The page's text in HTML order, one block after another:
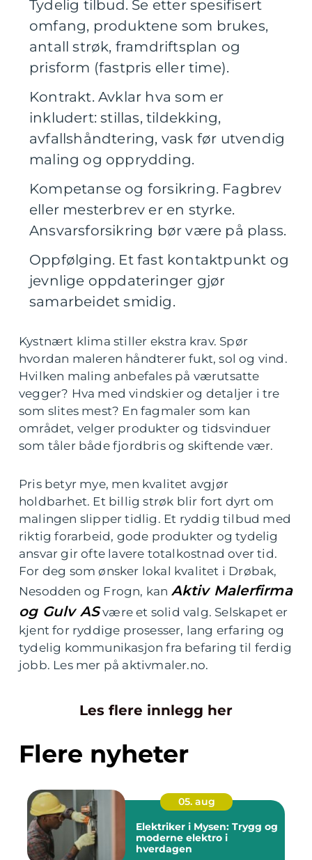
Tydelig tilbud. Se etter spesifisert
omfang, produktene som brukes,
antall strøk, framdriftsplan og
prisform (fastpris eller time).
Kontrakt. Avklar hva som er
inkludert: stillas, tildekking,
avfallshåndtering, vask før utvendig
maling og opprydding.
Kompetanse og forsikring. Fagbrev
eller mesterbrev er en styrke.
Ansvarsforsikring bør være på plass.
Oppfølging. Et fast kontaktpunkt og
jevnlige oppdateringer gjør
samarbeidet smidig.
Kystnært klima stiller ekstra krav. Spør
hvordan maleren håndterer fukt, sol og vind.
Hvilken maling anbefales på værutsatte
vegger? Hva med vindskier og detaljer i tre
som slites mest? En fagmaler som kan
området, velger produkter og tidsvinduer
som tåler både fjordbris og skiftende vær.
Pris betyr mye, men kvalitet avgjør
holdbarhet. Et billig strøk blir fort dyrt om
malingen slipper tidlig. Et ryddig tilbud med
riktig forarbeid, gode produkter og tydelig
ansvar gir ofte lavere totalkostnad over tid.
For deg som ønsker lokal kvalitet i Drøbak,
Nesodden og Frogn, kan Aktiv Malerfirma
og Gulv ASvære et solid valg. Selskapet er
kjent for ryddige prosesser, lang erfaring og
tydelig kommunikasjon fra befaring til ferdig
jobb. Les mer på aktivmaler.no.
Les flere innlegg her
Flere nyheter
05. aug
Elektriker i Mysen: Trygg og
moderne elektro i
hverdagen